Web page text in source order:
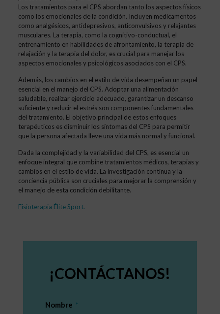
Los tratamientos para el CPS abordan tanto los aspectos físicos
como los emocionales de la condición. Incluyen medicamentos
como analgésicos, antidepresivos, anticonvulsivos y relajantes
musculares. La terapia, como la cognitivo-conductual, el
entrenamiento en habilidades de afrontamiento, la terapia de
relajación y la terapia del dolor, es crucial para manejar los
aspectos emocionales y psicológicos asociados con el CPS.
Además, los cambios en el estilo de vida desempeñan un papel
esencial en el manejo del CPS. Adoptar una alimentación
saludable, realizar ejercicio adecuado, garantizar un descanso
suficiente y reducir el estrés son componentes fundamentales
del tratamiento. El objetivo principal de estos enfoques
terapéuticos es disminuir los síntomas del CPS para permitir
que la persona afectada lleve una vida más normal y funcional.
Dada la complejidad y la variabilidad del CPS, es esencial un
enfoque integral que combine tratamientos médicos, terapias y
cambios en el estilo de vida. La investigación continua y la
conciencia pública son cruciales para mejorar la comprensión y
el manejo de esta condición debilitante.
Fisioterapia Élite Sport.
¡CONTÁCTANOS!
Nombre